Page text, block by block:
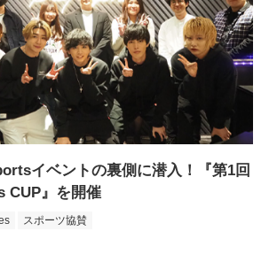
イベントの裏側に潜入！『第1回
CUP』を開催
スポーツ協賛